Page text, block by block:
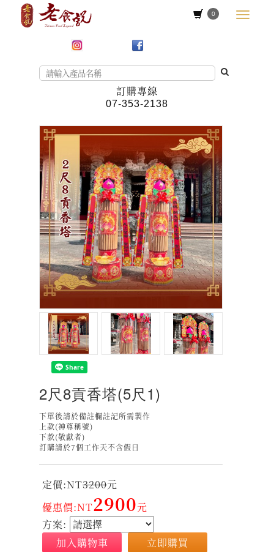
0
訂購專線
07-353-2138
2尺8貢香塔(5尺1)
下單後請於備註欄註記所需製作
上款(神尊稱號)
下款(敬獻者)
訂購請於7個工作天不含假日
定價:NT3200元
優惠價:NT2900元
方案:
加入購物車
立即購買